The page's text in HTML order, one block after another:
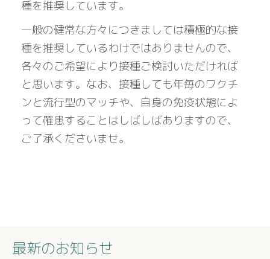
種を推奨しています。
一般の健常な方々につきましては積極的な接
種を推奨しているわけではありませんので、
各々のご希望により接種ご検討いただければ
と思います。なお、接種しても年毎のワクチ
ンと流行型のマッチや、自身の免疫状態によ
って罹患することはしばしばありますので、
ご了承くださいませ。
最新のお知らせ